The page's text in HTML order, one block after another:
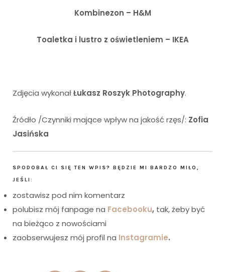
Kombinezon – H&M
Toaletka i lustro z oświetleniem – IKEA
Zdjęcia wykonałŁukasz Roszyk Photography.
Źródło /Czynniki mające wpływ na jakość rzęs/: Zofia
Jasińska
SPODOBAŁ CI SIĘ TEN WPIS? BĘDZIE MI BARDZO MIŁO,
JEŚLI:
zostawisz pod nim komentarz
polubisz mój fanpage na Facebooku, tak, żeby być
na bieżąco z nowościami
zaobserwujesz mój profil na Instagramie.